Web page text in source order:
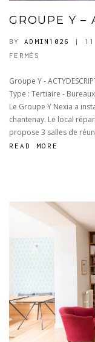
GROUPE Y –
BY ADMIN1026 | 11
FERMÉS
Y
–
ACTY
Groupe Y -
Type : Tertiaire -
Le Groupe Y Nexia a
chantenay. Le local
propose 3 salles de
READ MORE